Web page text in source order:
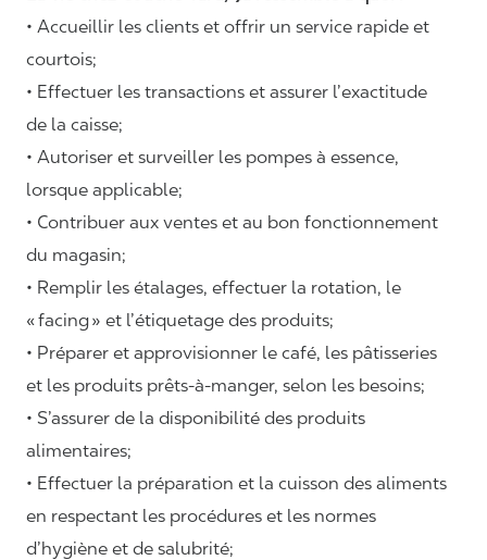
• Accueillir les clients et offrir un service rapide et
courtois;
• Effectuer les transactions et assurer l’exactitude
de la caisse;
• Autoriser et surveiller les pompes à essence,
lorsque applicable;
• Contribuer aux ventes et au bon fonctionnement
du magasin;
• Remplir les étalages, effectuer la rotation, le
«facing» et l’étiquetage des produits;
• Préparer et approvisionner le café, les pâtisseries
et les produits prêts-à-manger, selon les besoins;
• S’assurer de la disponibilité des produits
alimentaires;
• Effectuer la préparation et la cuisson des aliments
en respectant les procédures et les normes
d’hygiène et de salubrité;